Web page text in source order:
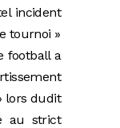
incident
tournoi »
football a
lors dudit
au strict